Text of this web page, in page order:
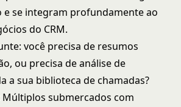
e se integram profundamente ao
do CRM.
você precisa de resumos
ou precisa de análise de
a sua biblioteca de chamadas?
Múltiplos submercados com